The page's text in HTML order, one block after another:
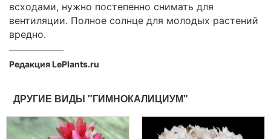
всходами, нужно постепенно снимать для
вентиляции. Полное солнце для молодых растений
вредно.
Редакция LePlants.ru
ДРУГИЕ ВИДЫ "ГИМНОКАЛИЦИУМ"